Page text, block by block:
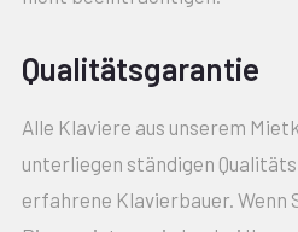
Qualitätsgarantie
Alle Klaviere aus unserem
unterliegen ständigen
erfahrene Klavierbauer. Wenn